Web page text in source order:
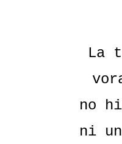
La
no
ni